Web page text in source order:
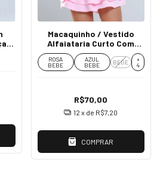
-
Macaquinho / Vestido
Alfaiataria Curto Com
Babados - Zara
ROSA
BEBE
AZUL
BEBE
BEGE
+
4
R$70,00
12 x de R$7,20
COMPRAR